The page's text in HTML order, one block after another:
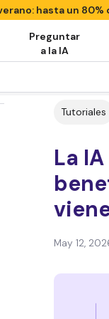
hasta un
Preguntar
a la IA
Tutoriales
La
May 12,